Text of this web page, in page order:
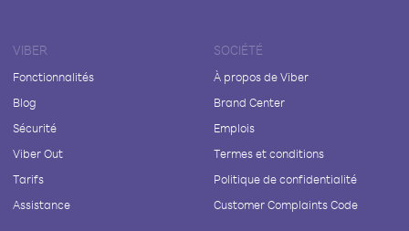
VIBER
Fonctionnalités
Blog
Sécurité
Viber Out
Tarifs
Assistance
SOCIÉTÉ
À propos de Viber
Brand Center
Emplois
Termes et conditions
Politique de confidentialité
Customer Complaints Code